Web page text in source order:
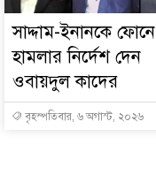
সাদ্দাম-ইনানকে ফোনে
হামলার নির্দেশ দেন
ওবায়দুল কাদের
বৃহস্পতিবার, ৬ অগাস্ট, ২০২৬